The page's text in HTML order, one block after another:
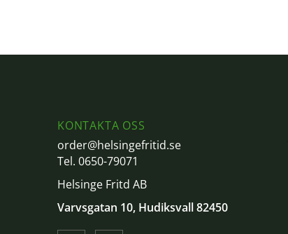
KONTAKTA OSS
order@helsingefritid.se
Tel. 0650-79071
Helsinge Fritd AB
Varvsgatan 10, Hudiksvall 82450